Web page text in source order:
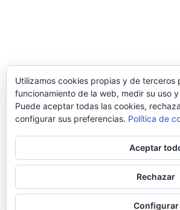
Utilizamos cookies propias y de terceros
funcionamiento de la web, medir su uso
Puede aceptar todas las cookies,
configurar sus preferencias. Política de
Aceptar
Rechazar
Configurar